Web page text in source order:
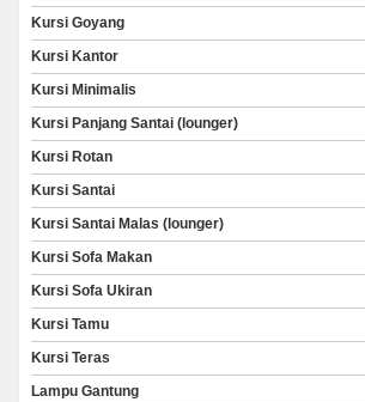
Kursi Goyang
Kursi Kantor
Kursi Minimalis
Kursi Panjang Santai (lounger)
Kursi Rotan
Kursi Santai
Kursi Santai Malas (lounger)
Kursi Sofa Makan
Kursi Sofa Ukiran
Kursi Tamu
Kursi Teras
Lampu Gantung